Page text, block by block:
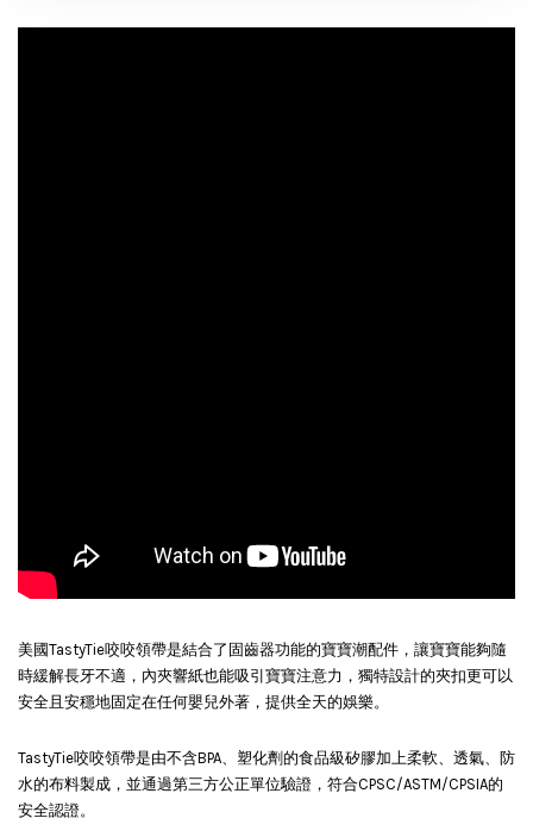
美國TastyTie咬咬領帶是結合了固齒器功能的寶寶潮配件，讓寶寶能夠隨
時緩解長牙不適，內夾響紙也能吸引寶寶注意力，獨特設計的夾扣更可以
安全且安穩地固定在任何嬰兒外著，提供全天的娛樂。
TastyTie咬咬領帶是由不含BPA、塑化劑的食品級矽膠加上柔軟、透氣、防
水的布料製成，並通過第三方公正單位驗證，符合CPSC/ASTM/CPSIA的
安全認證。